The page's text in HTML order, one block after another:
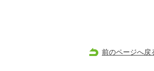
前のページへ戻